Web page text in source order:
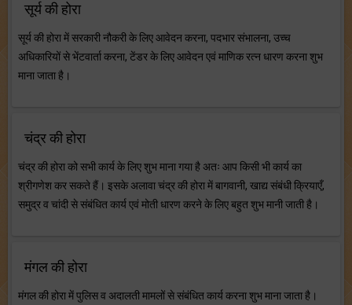
सूर्य की होरा
सूर्य की होरा में सरकारी नौकरी के लिए आवेदन करना, पदभार संभालना, उच्च
अधिकारियों से भेंटवार्ता करना, टेंडर के लिए आवेदन एवं माणिक रत्न धारण करना शुभ
माना जाता है।
चंद्र की होरा
चंद्र की होरा को सभी कार्य के लिए शुभ माना गया है अतः आप किसी भी कार्य का
श्रीगणेश कर सकते हैं। इसके अलावा चंद्र की होरा में बागवानी, खाद्य संबंधी क्रियाएँ,
समुद्र व चांदी से संबंधित कार्य एवं मोती धारण करने के लिए बहुत शुभ मानी जाती है।
मंगल की होरा
मंगल की होरा में पुलिस व अदालती मामलों से संबंधित कार्य करना शुभ माना जाता है।